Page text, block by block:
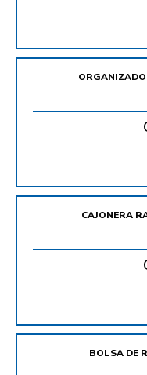
CAJONERA
BOLSA DE